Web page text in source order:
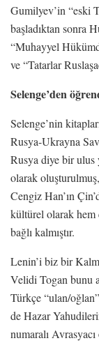
Gumilyev’in “eski
başladıktan sonra
“Muhayyel
ve “Tatarlar
Selenge’den
Selenge’nin
Rusya-Ukrayna
Rusya diye bir
olarak
Cengiz Han’ın
kültürel olarak hem
bağlı kalmıştır.
Lenin’i biz bir
Velidi Togan bunu
Türkçe “ulan/
de Hazar
numaralı